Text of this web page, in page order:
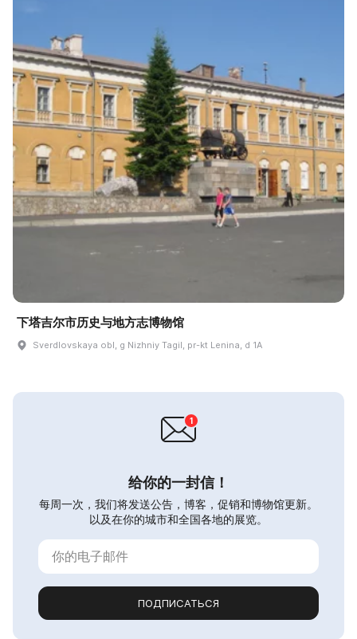
下塔吉尔市历史与地方志博物馆
Sverdlovskaya obl, g Nizhniy Tagil, pr-kt Lenina, d 1A
给你的一封信！
每周一次，我们将发送公告，博客，促销和博物馆更新。
以及在你的城市和全国各地的展览。
ПОДПИСАТЬСЯ